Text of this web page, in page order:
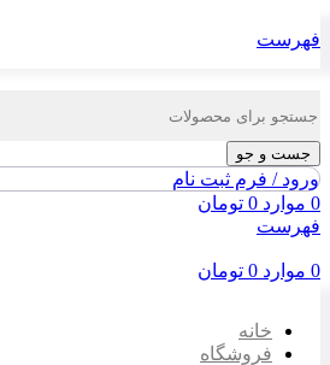
فهرست
جست و جو
ورود / فرم ثبت نام
0 موارد 0 تومان
فهرست
0 موارد 0 تومان
خانه
فروشگاه